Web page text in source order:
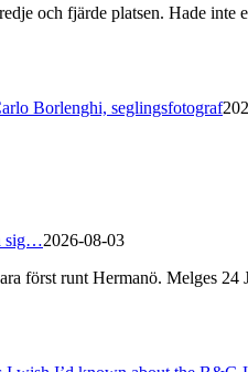
och fjärde platsen. Hade
Borlenghi, seglingsfotograf
sig…2026-08-03
först runt Hermanö. Melges 24